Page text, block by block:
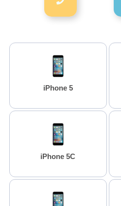
iPhone 5
iPhone 5C